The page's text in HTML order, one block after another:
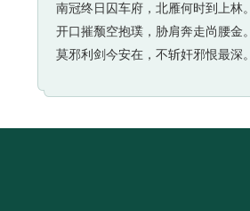
南冠终日囚车府，北雁何时到上林。
开口摧颓空抱璞，胁肩奔走尚腰金。
莫邪利剑今安在，不斩奸邪恨最深。